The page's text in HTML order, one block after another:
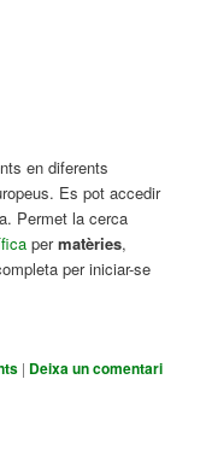
en diferents
Es pot accedir
Permet la cerca
permatèries,
per iniciar-se
| Deixa un comentari